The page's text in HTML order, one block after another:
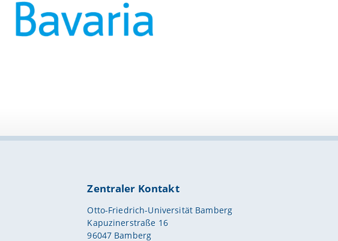
Zentraler Kontakt
Otto-Friedrich-Universität Bamberg
Kapuzinerstraße 16
96047 Bamberg